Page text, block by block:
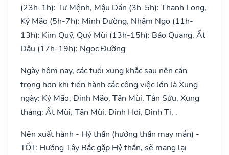
(23h-1h): Tư Mệnh, Mậu Dần (3h-5h): Thanh Long,
Kỷ Mão (5h-7h): Minh Đường, Nhâm Ngọ (11h-
13h): Kim Quỹ, Quý Mùi (13h-15h): Bảo Quang, Ất
Dậu (17h-19h): Ngọc Đường
Ngày hôm nay, các tuổi xung khắc sau nên cẩn
trọng hơn khi tiến hành các công việc lớn là Xung
ngày: Kỷ Mão, Đinh Mão, Tân Mùi, Tân Sửu, Xung
tháng: Ất Mùi, Tân Mùi, Đinh Hợi, Đinh Tị, .
Nên xuất hành - Hỷ thần (hướng thần may mắn) -
TỐT: Hướng Tây Bắc gặp Hỷ thần, sẽ mang lại